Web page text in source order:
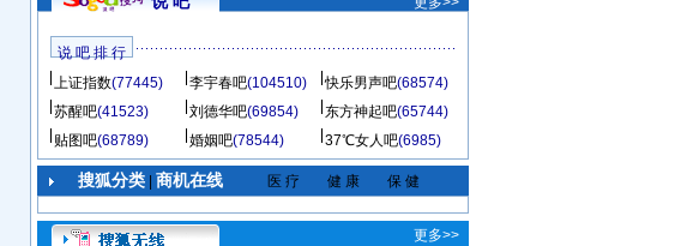
说 吧 排 行
上证指数(77445) 李宇春吧(104510) 快乐男声吧(68574)
苏醒吧(41523) 刘德华吧(69854) 东方神起吧(65744)
贴图吧(68789) 婚姻吧(78544) 37℃女人吧(6985)
搜狐分类| 商机在线 医 疗 健 康 保 健
更多>>